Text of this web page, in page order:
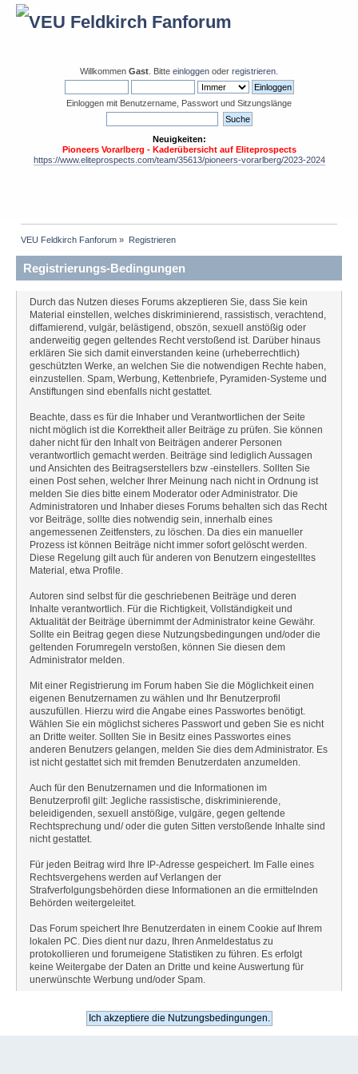
Willkommen Gast . Bitte einloggen oder registrieren
Einloggen mit Benutzername, Passwort und Sitzungslänge
Neuigkeiten:
Pioneers Vorarlberg - Kaderübersicht auf Eliteprospects
https://www.eliteprospects.com/team/35613/pioneers-vorarlberg/2023-2024
VEU Feldkirch Fanforum » Registrieren
Registrierungs-Bedingungen
Durch das Nutzen dieses Forums akzeptieren Sie, dass Sie kein
Material einstellen, welches diskriminierend, rassistisch, verachtend,
diffamierend, vulgär, belästigend, obszön, sexuell anstößig oder
anderweitig gegen geltendes Recht verstoßend ist. Darüber hinaus
erklären Sie sich damit einverstanden keine (urheberrechtlich)
geschützten Werke, an welchen Sie die notwendigen Rechte haben,
einzustellen. Spam, Werbung, Kettenbriefe, Pyramiden-Systeme und
Anstiftungen sind ebenfalls nicht gestattet.
Beachte, dass es für die Inhaber und Verantwortlichen der Seite
nicht möglich ist die Korrektheit aller Beiträge zu prüfen. Sie können
daher nicht für den Inhalt von Beiträgen anderer Personen
verantwortlich gemacht werden. Beiträge sind lediglich Aussagen
und Ansichten des Beitragserstellers bzw -einstellers. Sollten Sie
einen Post sehen, welcher Ihrer Meinung nach nicht in Ordnung ist
melden Sie dies bitte einem Moderator oder Administrator. Die
Administratoren und Inhaber dieses Forums behalten sich das Recht
vor Beiträge, sollte dies notwendig sein, innerhalb eines
angemessenen Zeitfensters, zu löschen. Da dies ein manueller
Prozess ist können Beiträge nicht immer sofort gelöscht werden.
Diese Regelung gilt auch für anderen von Benutzern eingestelltes
Material, etwa Profile.
Autoren sind selbst für die geschriebenen Beiträge und deren
Inhalte verantwortlich. Für die Richtigkeit, Vollständigkeit und
Aktualität der Beiträge übernimmt der Administrator keine Gewähr.
Sollte ein Beitrag gegen diese Nutzungsbedingungen und/oder die
geltenden Forumregeln verstoßen, können Sie diesen dem
Administrator melden.
Mit einer Registrierung im Forum haben Sie die Möglichkeit einen
eigenen Benutzernamen zu wählen und Ihr Benutzerprofil
auszufüllen. Hierzu wird die Angabe eines Passwortes benötigt.
Wählen Sie ein möglichst sicheres Passwort und geben Sie es nicht
an Dritte weiter. Sollten Sie in Besitz eines Passwortes eines
anderen Benutzers gelangen, melden Sie dies dem Administrator. Es
ist nicht gestattet sich mit fremden Benutzerdaten anzumelden.
Auch für den Benutzernamen und die Informationen im
Benutzerprofil gilt: Jegliche rassistische, diskriminierende,
beleidigenden, sexuell anstößige, vulgäre, gegen geltende
Rechtsprechung und/ oder die guten Sitten verstoßende Inhalte sind
nicht gestattet.
Für jeden Beitrag wird Ihre IP-Adresse gespeichert. Im Falle eines
Rechtsvergehens werden auf Verlangen der
Strafverfolgungsbehörden diese Informationen an die ermittelnden
Behörden weitergeleitet.
Das Forum speichert Ihre Benutzerdaten in einem Cookie auf Ihrem
lokalen PC. Dies dient nur dazu, Ihren Anmeldestatus zu
protokollieren und forumeigene Statistiken zu führen. Es erfolgt
keine Weitergabe der Daten an Dritte und keine Auswertung für
unerwünschte Werbung und/oder Spam.